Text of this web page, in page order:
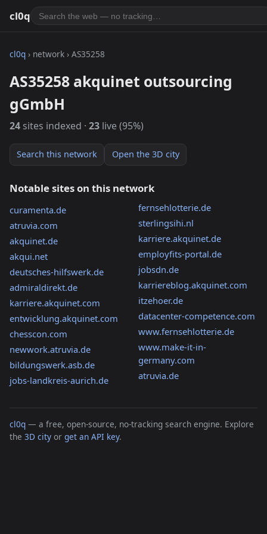
cl0q
cl0q › network › AS35258
AS35258 akquinet outsourcing
gGmbH
24 sites indexed · 23 live (95%)
Search this network Open the 3D city
Notable sites on this network
curamenta.de
atruvia.com
akquinet.de
akqui.net
deutsches-hilfswerk.de
admiraldirekt.de
karriere.akquinet.com
entwicklung.akquinet.com
chesscon.com
newwork.atruvia.de
bildungswerk.asb.de
jobs-landkreis-aurich.de
fernsehlotterie.de
sterlingsihi.nl
karriere.akquinet.de
employfits-portal.de
jobsdn.de
karriereblog.akquinet.com
itzehoer.de
datacenter-competence.com
www.fernsehlotterie.de
www.make-it-in-
germany.com
atruvia.de
cl0q — a free, open-source, no-tracking search engine. Explore
the 3D city or get an API key.